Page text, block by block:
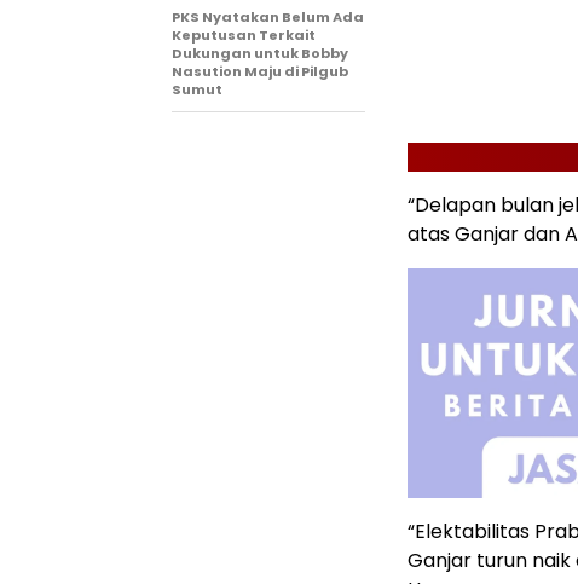
“Delapan bulan
atas Ganjar dan
“Elektabilitas
Ganjar turun naik
PKS Nyatakan Belum Ada
Keputusan Terkait
Dukungan untuk Bobby
Nasution Maju di Pilgub
Sumut